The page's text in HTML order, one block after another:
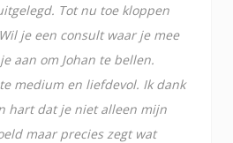
Tot nu toe kloppen
je een consult waar je mee
aan om Johan te bellen.
medium en liefdevol. Ik dank
hart dat je niet alleen mijn
maar precies zegt wat